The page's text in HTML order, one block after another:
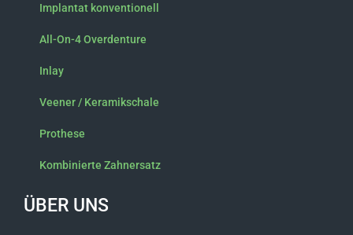
Implantat konventionell
All-On-4 Overdenture
Inlay
Veener / Keramikschale
Prothese
Kombinierte Zahnersatz
ÜBER UNS